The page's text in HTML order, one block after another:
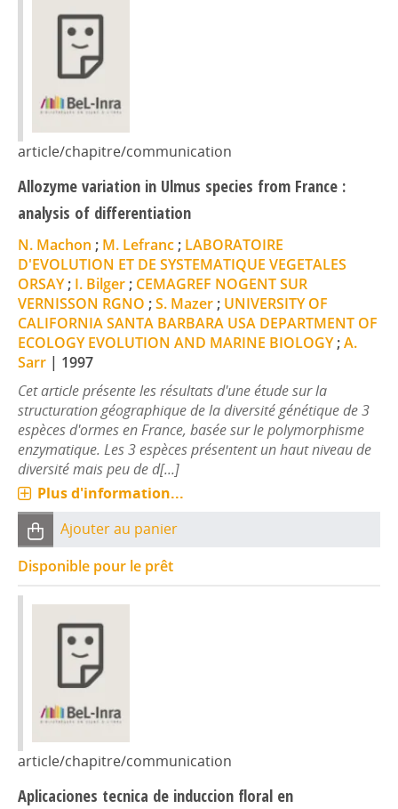
article/chapitre/communication
Allozyme variation in Ulmus species from France :
analysis of differentiation
N. Machon ; M. Lefranc; LABORATOIRE
D'EVOLUTION ET DE SYSTEMATIQUE VEGETALES
ORSAY; I. Bilger; CEMAGREF NOGENT SUR
VERNISSON RGNO ;S. Mazer; UNIVERSITY OF
CALIFORNIA SANTA BARBARA USA DEPARTMENT OF
ECOLOGY EVOLUTION AND MARINE BIOLOGY;A.
Sarr | 1997
Cet article présente les résultats d'une étude sur la
structuration géographique de la diversité génétique de 3
espèces d'ormes en France, basée sur le polymorphisme
enzymatique. Les 3 espèces présentent un haut niveau de
diversité mais peu de d[...]
Plus d'information...
Ajouter au panier
Disponible pour le prêt
article/chapitre/communication
Aplicaciones tecnica de induccion floral en